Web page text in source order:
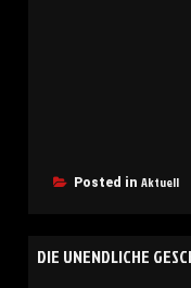
Posted in Aktuell
DIE UNENDLICHE